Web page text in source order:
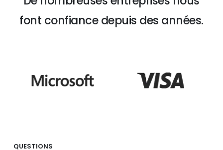
font confiance depuis des années.
QUESTIONS